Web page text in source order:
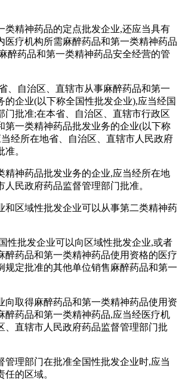
类精神药品的定点批发企业,还应当具有
医疗机构所需麻醉药品和第一类精神药品
醉药品和第一类精神药品安全经营的管
、自治区、直辖市从事麻醉药品和第一
的企业(以下称全国性批发企业),应当经国
门批准;在本省、自治区、直辖市行政区
第一类精神药品批发业务的企业(以下称
经所在地省、自治区、直辖市人民政府
。
精神药品批发业务的企业,应当经所在地
民政府药品监督管理部门批准。
和区域性批发企业可以从事第二类精神药
性批发企业可以向区域性批发企业,或者
醉药品和第一类精神药品使用资格的医疗
规定批准的其他单位销售麻醉药品和第一
向取得麻醉药品和第一类精神药品使用资
醉药品和第一类精神药品,应当经医疗机
、直辖市人民政府药品监督管理部门批
管理部门在批准全国性批发企业时,应当
的区域。